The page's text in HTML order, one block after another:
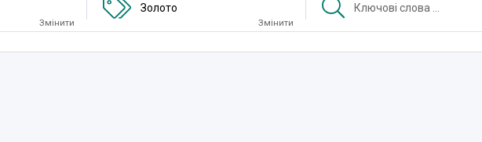
Змінити
Золото
Змінити